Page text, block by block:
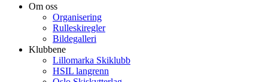
Om oss
Organisering
Rulleskiregler
Bildegalleri
Klubbene
Lillomarka Skiklubb
HSIL langrenn